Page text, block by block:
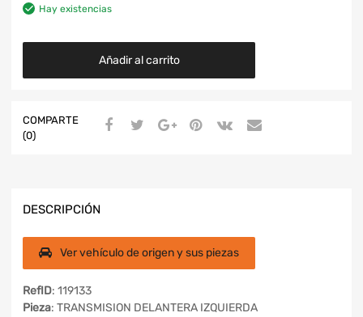
Hay existencias
Añadir al carrito
COMPARTE
(0)
DESCRIPCIÓN
Ver vehículo de origen y sus piezas
RefID: 119133
Pieza: TRANSMISION DELANTERA IZQUIERDA